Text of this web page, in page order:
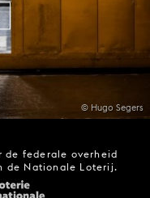
© Hugo Segers
de federale overheid
de Nationale Loterij.